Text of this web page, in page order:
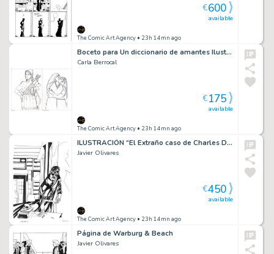
The Comic Art Agency • 23h 14mn ago
available
€600
Boceto para Un diccionario de amantes Ilustración
Carla Berrocal
The Comic Art Agency • 23h 14mn ago
available
€175
ILUSTRACIÓN “El Extraño caso de Charles Dexter Ward” de HP Lovecraft
Javier Olivares
The Comic Art Agency • 23h 14mn ago
available
€450
Página de Warburg & Beach
Javier Olivares